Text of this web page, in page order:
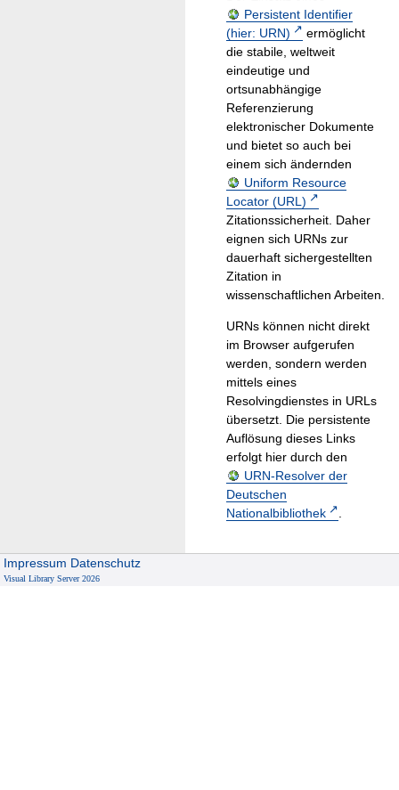
Persistent Identifier
(hier: URN)
ermöglicht
die stabile, weltweit
eindeutige und
ortsunabhängige
Referenzierung
elektronischer Dokumente
und bietet so auch bei
einem sich ändernden
Uniform Resource
Locator (URL)
Zitationssicherheit. Daher
eignen sich URNs zur
dauerhaft sichergestellten
Zitation in
wissenschaftlichen Arbeiten.
URNs können nicht direkt
im Browser aufgerufen
werden, sondern werden
mittels eines
Resolvingdienstes in URLs
übersetzt. Die persistente
Auflösung dieses Links
erfolgt hier durch den
URN-Resolver der
Deutschen
Nationalbibliothek
.
Impressum Datenschutz
Visual Library Server 2026